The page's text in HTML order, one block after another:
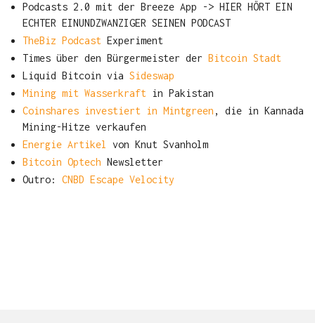
Podcasts 2.0 mit der Breeze App -> HIER HÖRT EIN
ECHTER EINUNDZWANZIGER SEINEN PODCAST
TheBiz Podcast Experiment
Times über den Bürgermeister der
Bitcoin Stadt
Liquid Bitcoin via Sideswap
Mining mit Wasserkraft in Pakistan
Coinshares investiert in Mintgreen , die in Kannada
Mining-Hitze verkaufen
Energie Artikel von Knut Svanholm
Bitcoin Optech Newsletter
Outro: CNBD Escape Velocity